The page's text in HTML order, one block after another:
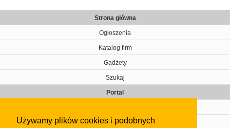
Używamy plików cookies i podobnych
Strona główna
Ogłoszenia
Katalog firm
Gadżety
Szukaj
Portal
Kontakt